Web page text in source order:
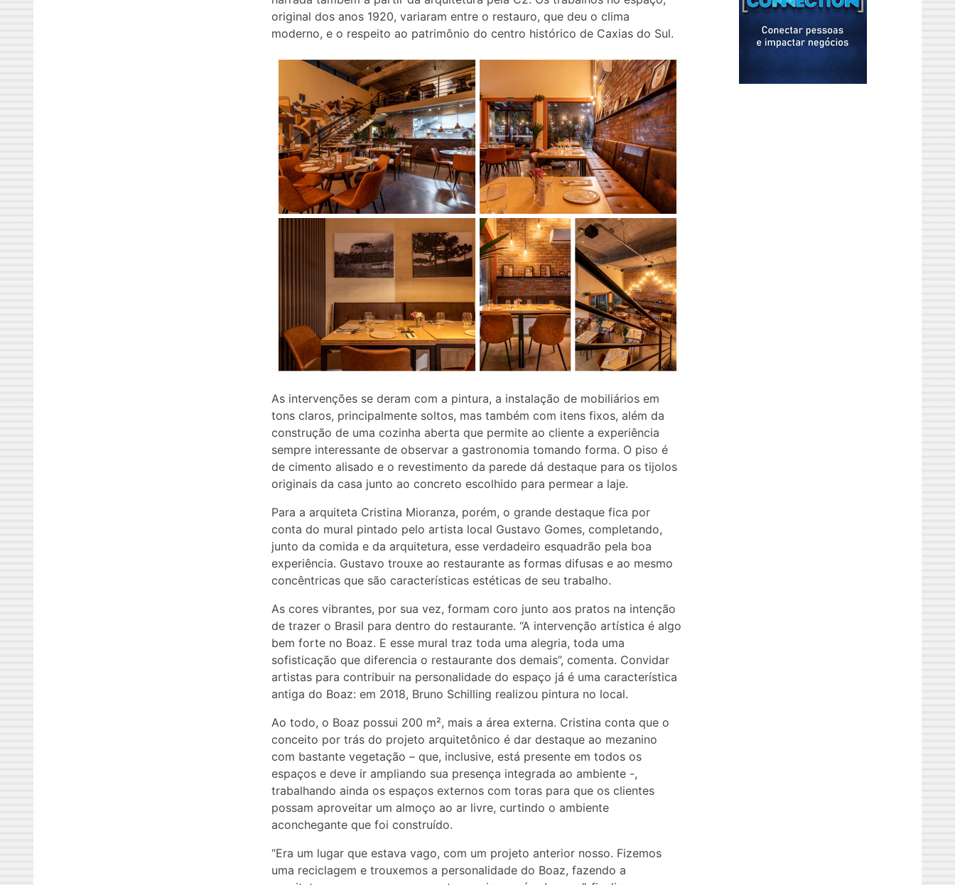
original dos anos 1920, variaram entre o restauro, que deu o clima
moderno, e o respeito ao patrimônio do centro histórico de Caxias do Sul.
As intervenções se deram com a pintura, a instalação de mobiliários em
tons claros, principalmente soltos, mas também com itens fixos, além da
construção de uma cozinha aberta que permite ao cliente a experiência
sempre interessante de observar a gastronomia tomando forma. O piso é
de cimento alisado e o revestimento da parede dá destaque para os tijolos
originais da casa junto ao concreto escolhido para permear a laje.
Para a arquiteta Cristina Mioranza, porém, o grande destaque fica por
conta do mural pintado pelo artista local Gustavo Gomes, completando,
junto da comida e da arquitetura, esse verdadeiro esquadrão pela boa
experiência. Gustavo trouxe ao restaurante as formas difusas e ao mesmo
concêntricas que são características estéticas de seu trabalho.
As cores vibrantes, por sua vez, formam coro junto aos pratos na intenção
de trazer o Brasil para dentro do restaurante. “A intervenção artística é algo
bem forte no Boaz. E esse mural traz toda uma alegria, toda uma
sofisticação que diferencia o restaurante dos demais”, comenta. Convidar
artistas para contribuir na personalidade do espaço já é uma característica
antiga do Boaz: em 2018, Bruno Schilling realizou pintura no local.
Ao todo, o Boaz possui 200 m², mais a área externa. Cristina conta que o
conceito por trás do projeto arquitetônico é dar destaque ao mezanino
com bastante vegetação – que, inclusive, está presente em todos os
espaços e deve ir ampliando sua presença integrada ao ambiente -,
trabalhando ainda os espaços externos com toras para que os clientes
possam aproveitar um almoço ao ar livre, curtindo o ambiente
aconchegante que foi construído.
“Era um lugar que estava vago, com um projeto anterior nosso. Fizemos
uma reciclagem e trouxemos a personalidade do Boaz, fazendo a